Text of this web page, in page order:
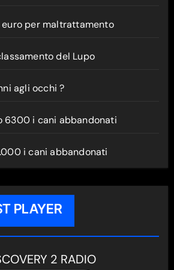
per maltrattamento
del Lupo
agli occhi ?
6300 i cani abbandonati
i cani abbandonati
PLAYER
2 RADIO